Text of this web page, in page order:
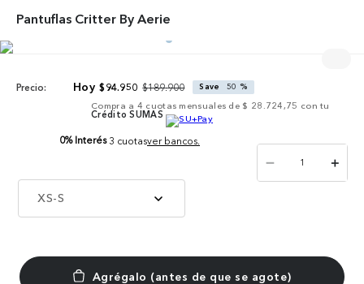
Pantuflas Critter By Aerie
Precio: $94.950 $189.900 Save 50 %
Compra a 4 cuotas mensuales de $ 28.724,75 con tu
Crédito SUMAS
0% Interés 3 cuotasver bancos.
XS-S
＋
－